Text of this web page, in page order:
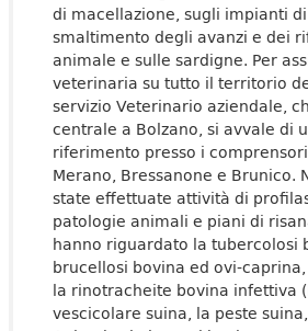
di macellazione, sugli impianti
smaltimento degli avanzi e dei
animale e sulle sardigne. Per
veterinaria su tutto il territorio
servizio Veterinario aziendale,
centrale a Bolzano, si avvale di
riferimento presso i
Merano, Bressanone e Brunico.
state effettuate attività di
patologie animali e piani di
hanno riguardato la tubercolosi
brucellosi bovina ed ovi-
la rinotracheite bovina infettiva
vescicolare suina, la peste